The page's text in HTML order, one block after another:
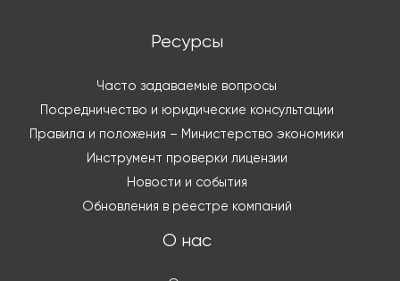
Ресурсы
Часто задаваемые вопросы
Посредничество и юридические консультации
Правила и положения – Министерство экономики
Инструмент проверки лицензии
Новости и события
Обновления в реестре компаний
О нас